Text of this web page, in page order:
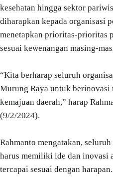
kesehatan hingga sektor
diharapkan kepada organisasi
menetapkan prioritas-prioritas
sesuai kewenangan masing-
“Kita berharap seluruh
Murung Raya untuk berinovasi
kemajuan daerah,” harap
(9/2/2024).
Rahmanto mengatakan,
harus memiliki ide dan inovasi
tercapai sesuai dengan harapan.